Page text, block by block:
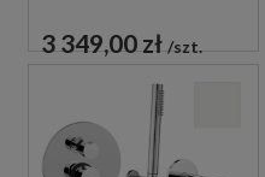
PRYSZNICOWY Z
WYLEWKĄ
3 349,00 zł szt.